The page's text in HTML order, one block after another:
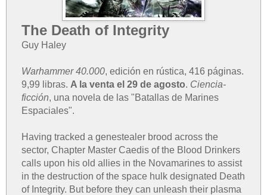
The Death of Integrity
Guy Haley
Warhammer 40.000, edición en rústica, 416 páginas.
9,99 libras. A la venta el 29 de agosto. Ciencia-
ficción, una novela de las "Batallas de Marines
Espaciales".
Having tracked a genestealer brood across the
sector, Chapter Master Caedis of the Blood Drinkers
calls upon his old allies in the Novamarines to assist
in the destruction of the space hulk designated Death
of Integrity. But before they can unleash their plasma